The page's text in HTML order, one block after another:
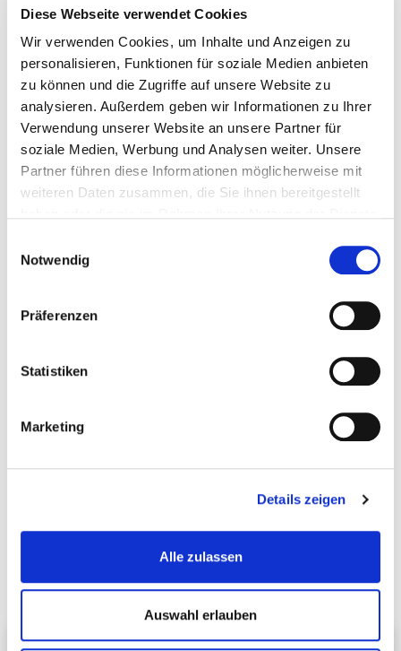
Diese Webseite verwendet Cookies
Wir verwenden Cookies, um Inhalte und Anzeigen zu
personalisieren, Funktionen für soziale Medien anbieten
zu können und die Zugriffe auf unsere Website zu
analysieren. Außerdem geben wir Informationen zu Ihrer
Verwendung unserer Website an unsere Partner für
soziale Medien, Werbung und Analysen weiter. Unsere
Partner führen diese Informationen möglicherweise mit
weiteren Daten zusammen, die Sie ihnen bereitgestellt
Notwendig
Präferenzen
Statistiken
Marketing
Details zeigen
Alle zulassen
Auswahl erlauben
Lagerfähigkeit der Filter: 5 Jahre
Bildergalerie
Downloads